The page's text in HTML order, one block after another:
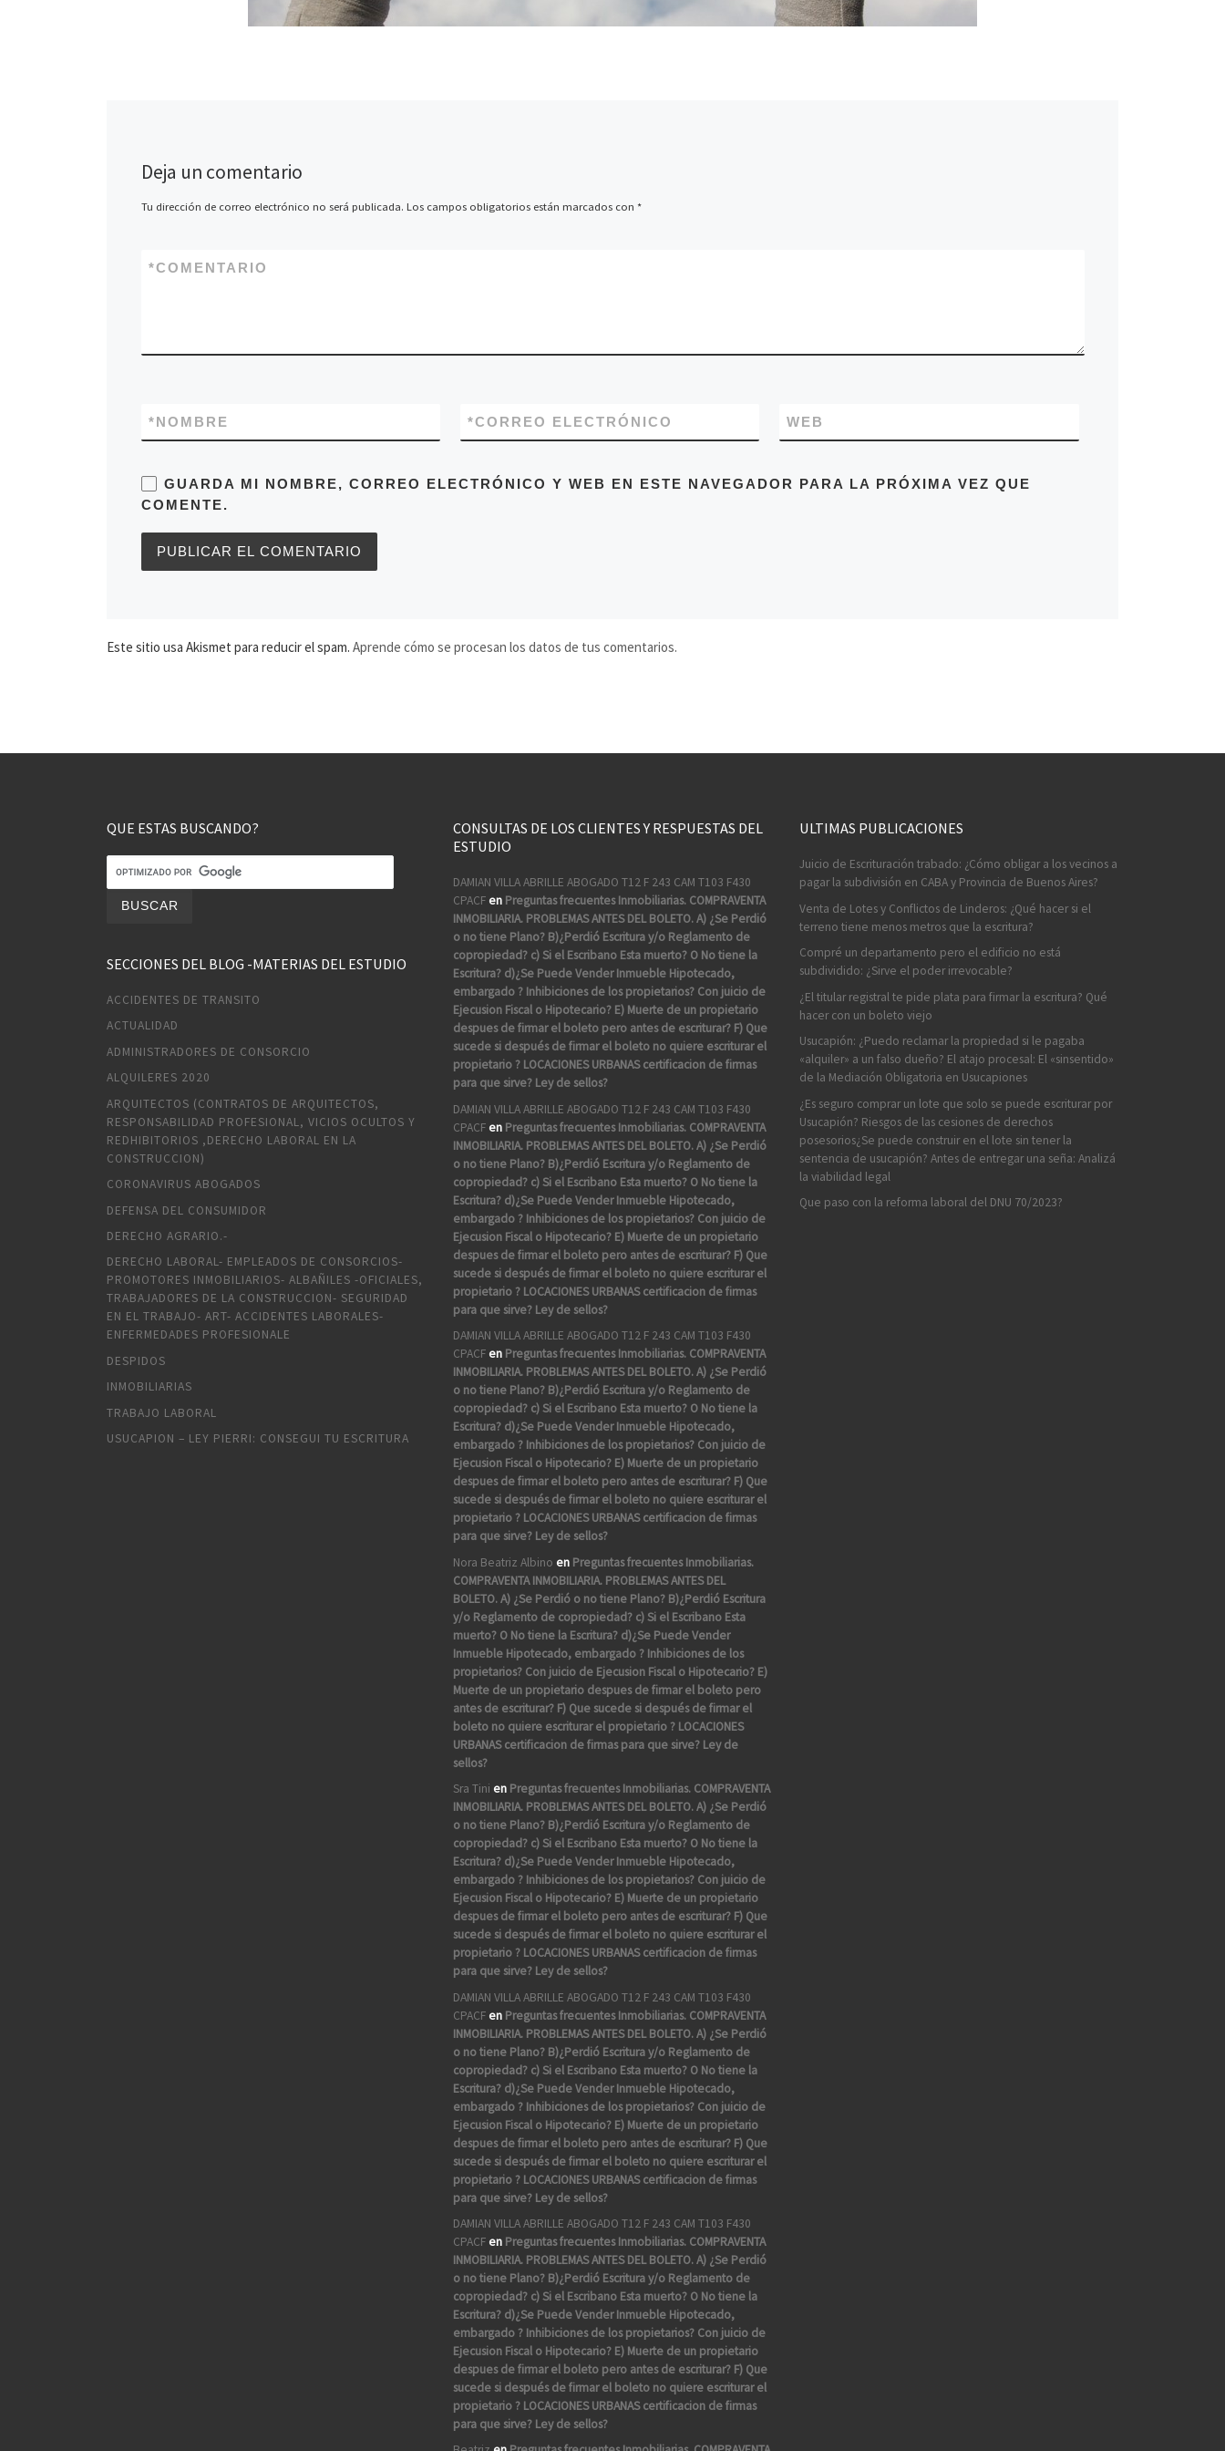
Deja un comentario
Tu dirección de correo electrónico no será publicada. Los campos obligatorios están marcados con *
COMENTARIO
*
NOMBRE
* CORREO ELECTRÓNICO
* WEB
GUARDA MI NOMBRE, CORREO ELECTRÓNICO Y WEB EN ESTE NAVEGADOR PARA LA PRÓXIMA VEZ QUE
COMENTE.
Este sitio usa Akismet para reducir el spam. Aprende cómo se procesan los datos de tus comentarios.
QUE ESTAS BUSCANDO?
SECCIONES DEL BLOG -MATERIAS DEL ESTUDIO
ACCIDENTES DE TRANSITO
ACTUALIDAD
ADMINISTRADORES DE CONSORCIO
ALQUILERES 2020
ARQUITECTOS (CONTRATOS DE ARQUITECTOS,
RESPONSABILIDAD PROFESIONAL, VICIOS OCULTOS Y
REDHIBITORIOS ,DERECHO LABORAL EN LA
CONSTRUCCION)
CORONAVIRUS ABOGADOS
DEFENSA DEL CONSUMIDOR
DERECHO AGRARIO.-
DERECHO LABORAL- EMPLEADOS DE CONSORCIOS-
PROMOTORES INMOBILIARIOS- ALBAÑILES -OFICIALES,
TRABAJADORES DE LA CONSTRUCCION- SEGURIDAD
EN EL TRABAJO- ART- ACCIDENTES LABORALES-
ENFERMEDADES PROFESIONALE
DESPIDOS
INMOBILIARIAS
TRABAJO LABORAL
USUCAPION – LEY PIERRI: CONSEGUI TU ESCRITURA
CONSULTAS DE LOS CLIENTES Y RESPUESTAS DEL
ESTUDIO
DAMIAN VILLA ABRILLE ABOGADO T12 F 243 CAM T103 F430
CPACFen Preguntas frecuentes Inmobiliarias. COMPRAVENTA
INMOBILIARIA. PROBLEMAS ANTES DEL BOLETO. A) ¿Se Perdió
o no tiene Plano? B)¿Perdió Escritura y/o Reglamento de
copropiedad? c) Si el Escribano Esta muerto? O No tiene la
Escritura? d)¿Se Puede Vender Inmueble Hipotecado,
embargado ? Inhibiciones de los propietarios? Con juicio de
Ejecusion Fiscal o Hipotecario? E) Muerte de un propietario
despues de firmar el boleto pero antes de escriturar? F) Que
sucede si después de firmar el boleto no quiere escriturar el
propietario ? LOCACIONES URBANAS certificacion de firmas
para que sirve? Ley de sellos?
DAMIAN VILLA ABRILLE ABOGADO T12 F 243 CAM T103 F430
CPACFen Preguntas frecuentes Inmobiliarias. COMPRAVENTA
INMOBILIARIA. PROBLEMAS ANTES DEL BOLETO. A) ¿Se Perdió
o no tiene Plano? B)¿Perdió Escritura y/o Reglamento de
copropiedad? c) Si el Escribano Esta muerto? O No tiene la
Escritura? d)¿Se Puede Vender Inmueble Hipotecado,
embargado ? Inhibiciones de los propietarios? Con juicio de
Ejecusion Fiscal o Hipotecario? E) Muerte de un propietario
despues de firmar el boleto pero antes de escriturar? F) Que
sucede si después de firmar el boleto no quiere escriturar el
propietario ? LOCACIONES URBANAS certificacion de firmas
para que sirve? Ley de sellos?
DAMIAN VILLA ABRILLE ABOGADO T12 F 243 CAM T103 F430
CPACFen Preguntas frecuentes Inmobiliarias. COMPRAVENTA
INMOBILIARIA. PROBLEMAS ANTES DEL BOLETO. A) ¿Se Perdió
o no tiene Plano? B)¿Perdió Escritura y/o Reglamento de
copropiedad? c) Si el Escribano Esta muerto? O No tiene la
Escritura? d)¿Se Puede Vender Inmueble Hipotecado,
embargado ? Inhibiciones de los propietarios? Con juicio de
Ejecusion Fiscal o Hipotecario? E) Muerte de un propietario
despues de firmar el boleto pero antes de escriturar? F) Que
sucede si después de firmar el boleto no quiere escriturar el
propietario ? LOCACIONES URBANAS certificacion de firmas
para que sirve? Ley de sellos?
Nora Beatriz Albino en Preguntas frecuentes Inmobiliarias.
COMPRAVENTA INMOBILIARIA. PROBLEMAS ANTES DEL
BOLETO. A) ¿Se Perdió o no tiene Plano? B)¿Perdió Escritura
y/o Reglamento de copropiedad? c) Si el Escribano Esta
muerto? O No tiene la Escritura? d)¿Se Puede Vender
Inmueble Hipotecado, embargado ? Inhibiciones de los
propietarios? Con juicio de Ejecusion Fiscal o Hipotecario? E)
Muerte de un propietario despues de firmar el boleto pero
antes de escriturar? F) Que sucede si después de firmar el
boleto no quiere escriturar el propietario ? LOCACIONES
URBANAS certificacion de firmas para que sirve? Ley de
sellos?
Sra Tini en Preguntas frecuentes Inmobiliarias. COMPRAVENTA
INMOBILIARIA. PROBLEMAS ANTES DEL BOLETO. A) ¿Se Perdió
o no tiene Plano? B)¿Perdió Escritura y/o Reglamento de
copropiedad? c) Si el Escribano Esta muerto? O No tiene la
Escritura? d)¿Se Puede Vender Inmueble Hipotecado,
embargado ? Inhibiciones de los propietarios? Con juicio de
Ejecusion Fiscal o Hipotecario? E) Muerte de un propietario
despues de firmar el boleto pero antes de escriturar? F) Que
sucede si después de firmar el boleto no quiere escriturar el
propietario ? LOCACIONES URBANAS certificacion de firmas
para que sirve? Ley de sellos?
DAMIAN VILLA ABRILLE ABOGADO T12 F 243 CAM T103 F430
CPACFen Preguntas frecuentes Inmobiliarias. COMPRAVENTA
INMOBILIARIA. PROBLEMAS ANTES DEL BOLETO. A) ¿Se Perdió
o no tiene Plano? B)¿Perdió Escritura y/o Reglamento de
copropiedad? c) Si el Escribano Esta muerto? O No tiene la
Escritura? d)¿Se Puede Vender Inmueble Hipotecado,
embargado ? Inhibiciones de los propietarios? Con juicio de
Ejecusion Fiscal o Hipotecario? E) Muerte de un propietario
despues de firmar el boleto pero antes de escriturar? F) Que
sucede si después de firmar el boleto no quiere escriturar el
propietario ? LOCACIONES URBANAS certificacion de firmas
para que sirve? Ley de sellos?
DAMIAN VILLA ABRILLE ABOGADO T12 F 243 CAM T103 F430
CPACFen Preguntas frecuentes Inmobiliarias. COMPRAVENTA
INMOBILIARIA. PROBLEMAS ANTES DEL BOLETO. A) ¿Se Perdió
o no tiene Plano? B)¿Perdió Escritura y/o Reglamento de
copropiedad? c) Si el Escribano Esta muerto? O No tiene la
Escritura? d)¿Se Puede Vender Inmueble Hipotecado,
embargado ? Inhibiciones de los propietarios? Con juicio de
Ejecusion Fiscal o Hipotecario? E) Muerte de un propietario
despues de firmar el boleto pero antes de escriturar? F) Que
sucede si después de firmar el boleto no quiere escriturar el
propietario ? LOCACIONES URBANAS certificacion de firmas
para que sirve? Ley de sellos?
ULTIMAS PUBLICACIONES
Juicio de Escrituración trabado: ¿Cómo obligar a los vecinos a
pagar la subdivisión en CABA y Provincia de Buenos Aires?
Venta de Lotes y Conflictos de Linderos: ¿Qué hacer si el
terreno tiene menos metros que la escritura?
Compré un departamento pero el edificio no está
subdividido: ¿Sirve el poder irrevocable?
¿El titular registral te pide plata para firmar la escritura? Qué
hacer con un boleto viejo
Usucapión: ¿Puedo reclamar la propiedad si le pagaba
«alquiler» a un falso dueño? El atajo procesal: El «sinsentido»
de la Mediación Obligatoria en Usucapiones
¿Es seguro comprar un lote que solo se puede escriturar por
Usucapión? Riesgos de las cesiones de derechos
posesorios¿Se puede construir en el lote sin tener la
sentencia de usucapión? Antes de entregar una seña: Analizá
la viabilidad legal
Que paso con la reforma laboral del DNU 70/2023?